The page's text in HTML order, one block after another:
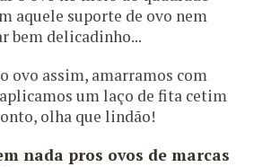
aquele suporte de ovo nem
bem delicadinho...
ovo assim, amarramos com
um laço de fita cetim
olha que lindão!
nada pros ovos de marcas